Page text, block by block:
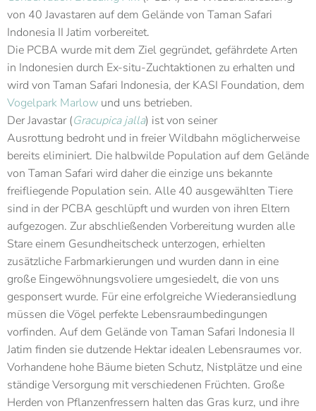
von 40 Javastaren auf dem Gelände von Taman Safari
Indonesia II Jatim vorbereitet.
Die PCBA wurde mit dem Ziel gegründet, gefährdete Arten
in Indonesien durch Ex-situ-Zuchtaktionen zu erhalten und
wird von Taman Safari Indonesia, der KASI Foundation, dem
Vogelpark Marlow und uns betrieben.
Der Javastar (Gracupica jalla) ist von seiner
Ausrottung bedroht und in freier Wildbahn möglicherweise
bereits eliminiert. Die halbwilde Population auf dem Gelände
von Taman Safari wird daher die einzige uns bekannte
freifliegende Population sein. Alle 40 ausgewählten Tiere
sind in der PCBA geschlüpft und wurden von ihren Eltern
aufgezogen. Zur abschließenden Vorbereitung wurden alle
Stare einem Gesundheitscheck unterzogen, erhielten
zusätzliche Farbmarkierungen und wurden dann in eine
große Eingewöhnungsvoliere umgesiedelt, die von uns
gesponsert wurde. Für eine erfolgreiche Wiederansiedlung
müssen die Vögel perfekte Lebensraumbedingungen
vorfinden. Auf dem Gelände von Taman Safari Indonesia II
Jatim finden sie dutzende Hektar idealen Lebensraumes vor.
Vorhandene hohe Bäume bieten Schutz, Nistplätze und eine
ständige Versorgung mit verschiedenen Früchten. Große
Herden von Pflanzenfressern halten das Gras kurz, und ihre